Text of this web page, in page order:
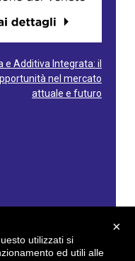
e Additiva Integrata: il
nel mercato
attuale e futuro
- Italy
×
utilizzati si
ed utili alle